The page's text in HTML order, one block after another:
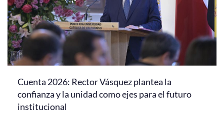
Cuenta 2026: Rector Vásquez plantea la
confianza y la unidad como ejes para el futuro
institucional